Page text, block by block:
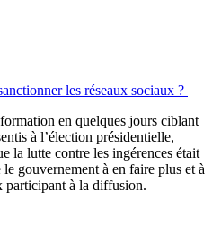
les réseaux sociaux ?
en quelques jours ciblant
à l’élection présidentielle,
la lutte contre les ingérences était
gouvernement à en faire plus et à
participant à la diffusion.